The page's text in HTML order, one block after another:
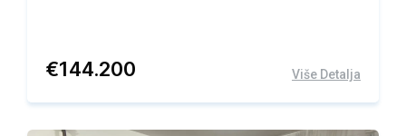
€144.200 Više Detalja